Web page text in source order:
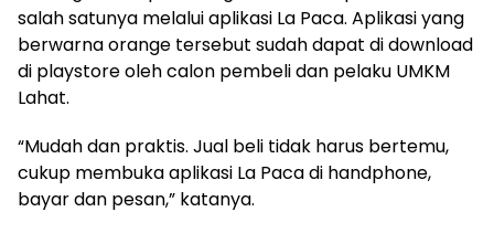
salah satunya melalui aplikasi La Paca. Aplikasi yang
berwarna orange tersebut sudah dapat di download
di playstore oleh calon pembeli dan pelaku UMKM
Lahat.
“Mudah dan praktis. Jual beli tidak harus bertemu,
cukup membuka aplikasi La Paca di handphone,
bayar dan pesan,” katanya.